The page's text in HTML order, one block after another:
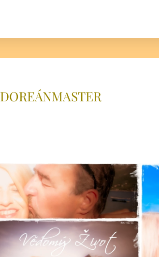
DOREÁNMASTER